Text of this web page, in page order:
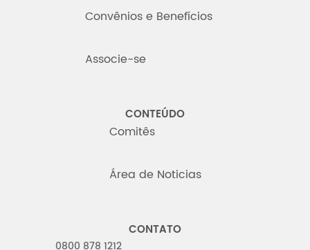
Convênios e Benefícios
Associe-se
CONTEÚDO
Comitês
Área de Noticias
CONTATO
0800 878 1212